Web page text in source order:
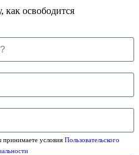
как освободится
условия Пользовательского